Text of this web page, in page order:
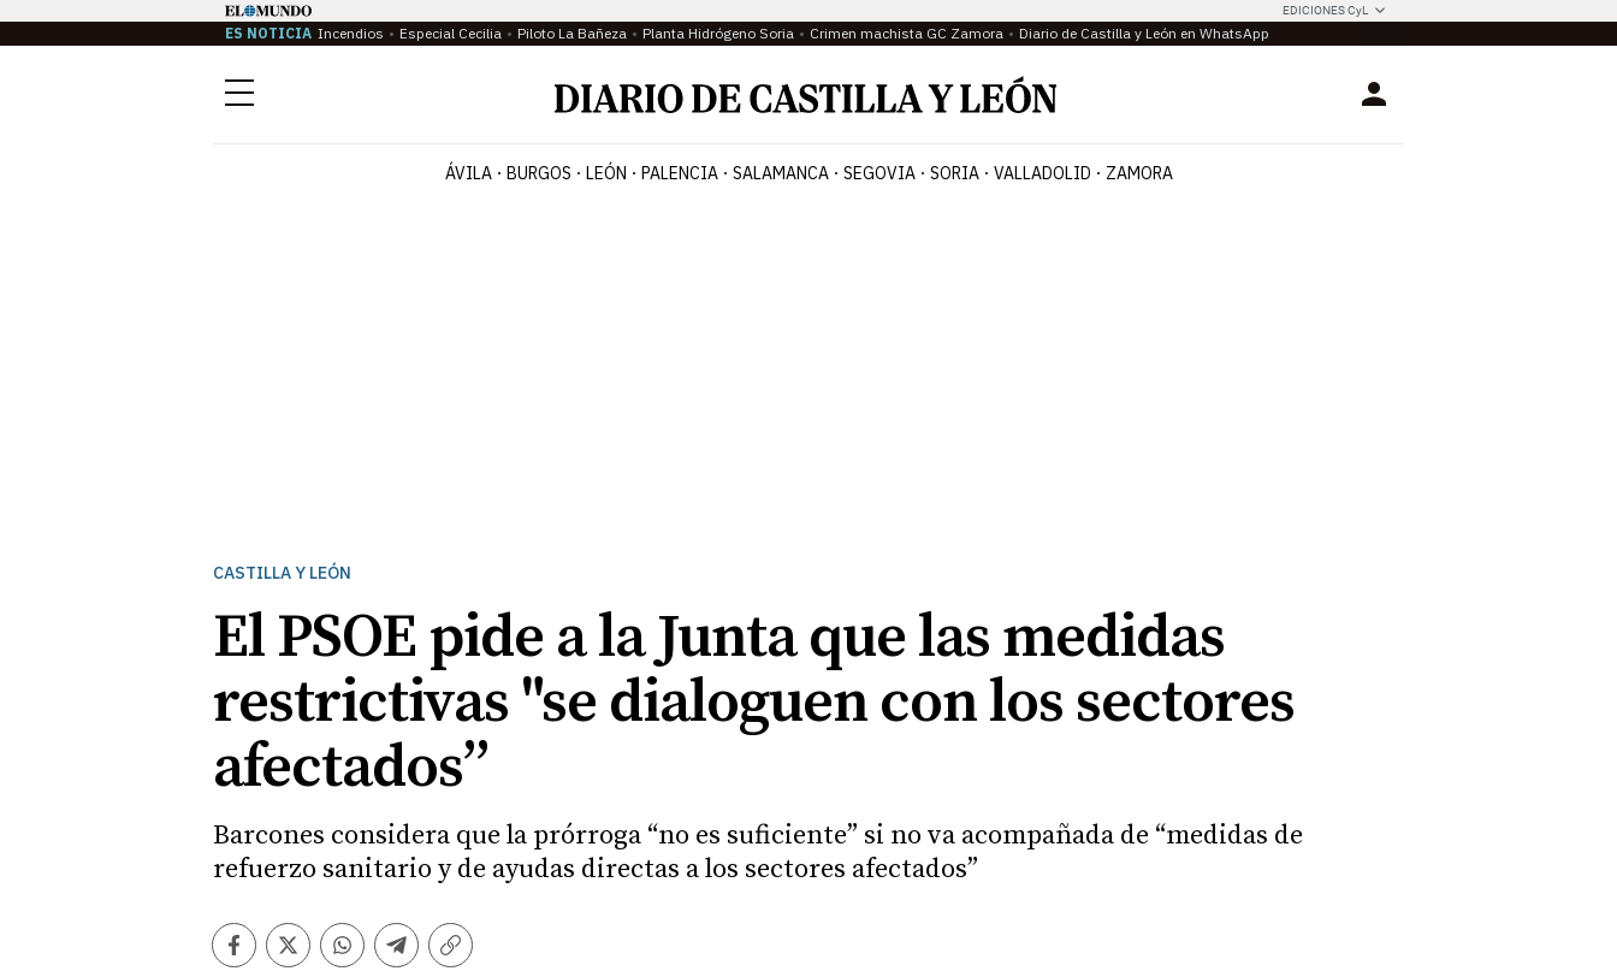
EDICIONES CyL
ES NOTICIA Incendios Especial Cecilia Piloto La Bañeza Planta Hidrógeno Soria Crimen machista GC Zamora Diario de Castilla y León en WhatsApp
Menú Login
ÁVILA BURGOS LEÓN PALENCIA SALAMANCA SEGOVIA SORIA VALLADOLID ZAMORA
CASTILLA Y LEÓN
El PSOE pide a la Junta que las medidas
restrictivas "se dialoguen con los sectores
afectados”
Barcones considera que la prórroga “no es suficiente” si no va acompañada de “medidas de
refuerzo sanitario y de ayudas directas a los sectores afectados”
Facebook
TwitterWhatsapp
Telegram
Copiar